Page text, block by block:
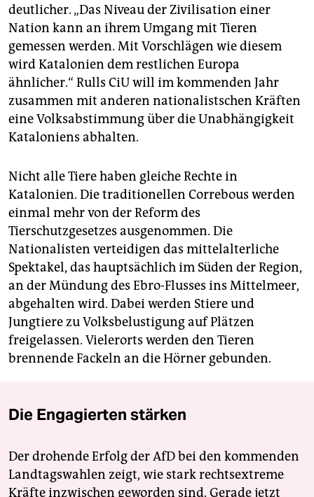
deutlicher. „Das Niveau der Zivilisation einer
Nation kann an ihrem Umgang mit Tieren
gemessen werden. Mit Vorschlägen wie diesem
wird Katalonien dem restlichen Europa
ähnlicher.“ Rulls CiU will im kommenden Jahr
zusammen mit anderen nationalistschen Kräften
eine Volksabstimmung über die Unabhängigkeit
Kataloniens abhalten.
Nicht alle Tiere haben gleiche Rechte in
Katalonien. Die traditionellen Correbous werden
einmal mehr von der Reform des
Tierschutzgesetzes ausgenommen. Die
Nationalisten verteidigen das mittelalterliche
Spektakel, das hauptsächlich im Süden der Region,
an der Mündung des Ebro-Flusses ins Mittelmeer,
abgehalten wird. Dabei werden Stiere und
Jungtiere zu Volksbelustigung auf Plätzen
freigelassen. Vielerorts werden den Tieren
brennende Fackeln an die Hörner gebunden.
Die Engagierten stärken
Der drohende Erfolg der AfD bei den kommenden
Landtagswahlen zeigt, wie stark rechtsextreme
Kräfte inzwischen geworden sind. Gerade jetzt